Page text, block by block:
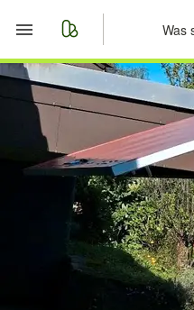
Start
Merkliste
Nachrichten
Anzeige aufgeben